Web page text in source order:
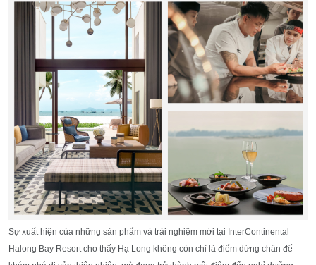
Sự xuất hiện của những sản phẩm và trải nghiệm mới tại InterContinental
Halong Bay Resort cho thấy Hạ Long không còn chỉ là điểm dừng chân để